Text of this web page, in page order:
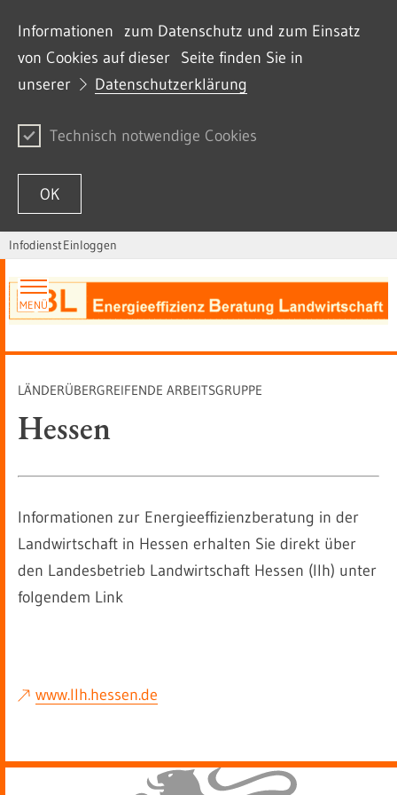
Informationen zum Datenschutz und zum Einsatz
von Cookies auf dieser Seite finden Sie in
unserer
Datenschutzerklärung
Technisch notwendige Cookies
OK
Zum Inhalt springen
InfodienstEinloggen
MENÜ
LÄNDERÜBERGREIFENDE ARBEITSGRUPPE
Hessen
Informationen zur Energieeffizienzberatung in der
Landwirtschaft in Hessen erhalten Sie direkt über
den Landesbetrieb Landwirtschaft Hessen (llh) unter
folgendem Link
www.llh.hessen.de